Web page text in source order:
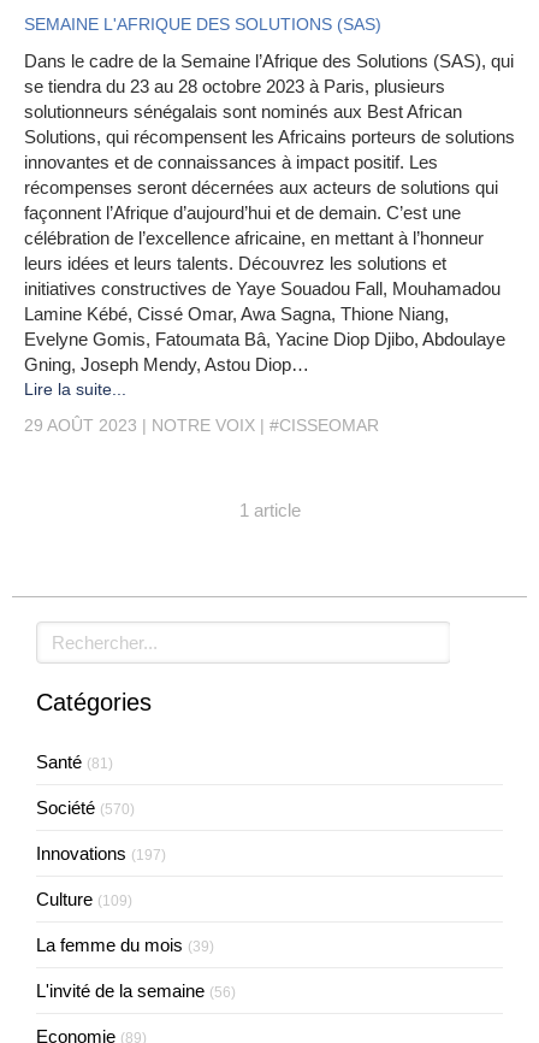
SEMAINE L'AFRIQUE DES SOLUTIONS (SAS)
Dans le cadre de la Semaine l’Afrique des Solutions (SAS), qui
se tiendra du 23 au 28 octobre 2023 à Paris, plusieurs
solutionneurs sénégalais sont nominés aux Best African
Solutions, qui récompensent les Africains porteurs de solutions
innovantes et de connaissances à impact positif. Les
récompenses seront décernées aux acteurs de solutions qui
façonnent l’Afrique d’aujourd’hui et de demain. C’est une
célébration de l’excellence africaine, en mettant à l’honneur
leurs idées et leurs talents. Découvrez les solutions et
initiatives constructives de Yaye Souadou Fall, Mouhamadou
Lamine Kébé, Cissé Omar, Awa Sagna, Thione Niang,
Evelyne Gomis, Fatoumata Bâ, Yacine Diop Djibo, Abdoulaye
Gning, Joseph Mendy, Astou Diop…
Lire la suite...
29 AOÛT 2023
NOTRE VOIX #CISSEOMAR
1 article
Rechercher
Catégories
Santé (81)
Société (570)
Innovations (197)
Culture (109)
La femme du mois (39)
L'invité de la semaine (56)
Economie (89)